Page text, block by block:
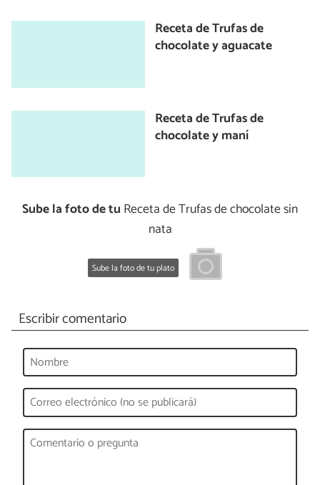
Receta de Trufas de
chocolate y aguacate
Receta de Trufas de
chocolate y maní
Sube la foto de tu Receta de Trufas de chocolate sin
nata
Sube la foto de tu plato
Escribir comentario